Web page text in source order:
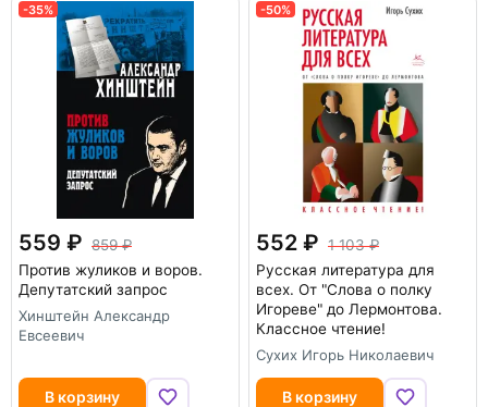
-35%
559
859
Против жуликов и воров.
Депутатский запрос
Хинштейн Александр
Евсеевич
В корзину
-50%
552
1 103
Русская литература для
всех. От "Слова о полку
Игореве" до Лермонтова.
Классное чтение!
Сухих Игорь Николаевич
В корзину